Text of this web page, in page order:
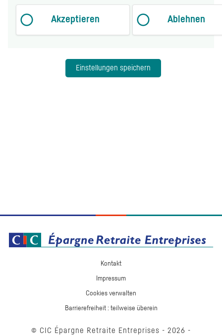
Akzeptieren Ablehnen
Einstellungen speichern
Kontakt
Impressum
Cookies verwalten
Barrierefreiheit : teilweise überein
© CIC Épargne Retraite Entreprises - 2026 -